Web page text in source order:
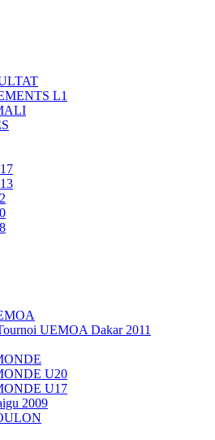
L1
UEMOA Dakar 2011
U20
U17
2009